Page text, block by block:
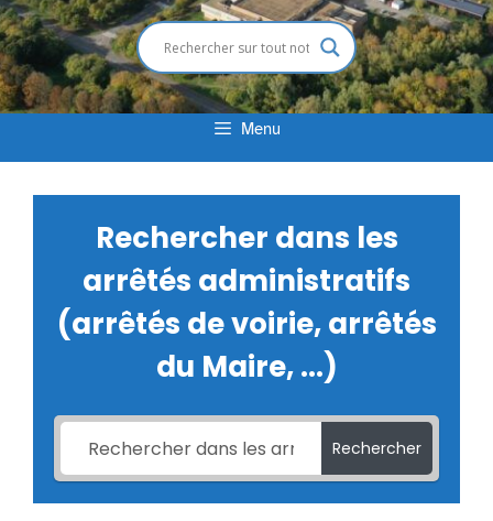
Menu
Rechercher dans les
arrêtés administratifs
(arrêtés de voirie, arrêtés
du Maire, ...)
Rechercher